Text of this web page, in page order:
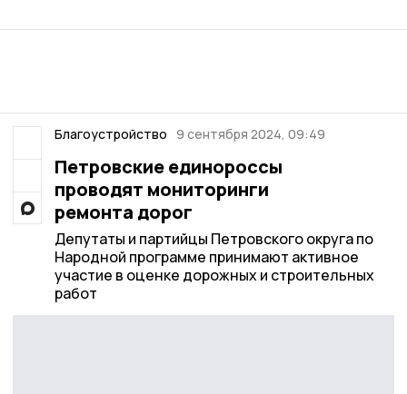
Благоустройство 9 сентября 2024, 09:49
Петровские единороссы
проводят мониторинги
ремонта дорог
Депутаты и партийцы Петровского округа по
Народной программе принимают активное
участие в оценке дорожных и строительных
работ